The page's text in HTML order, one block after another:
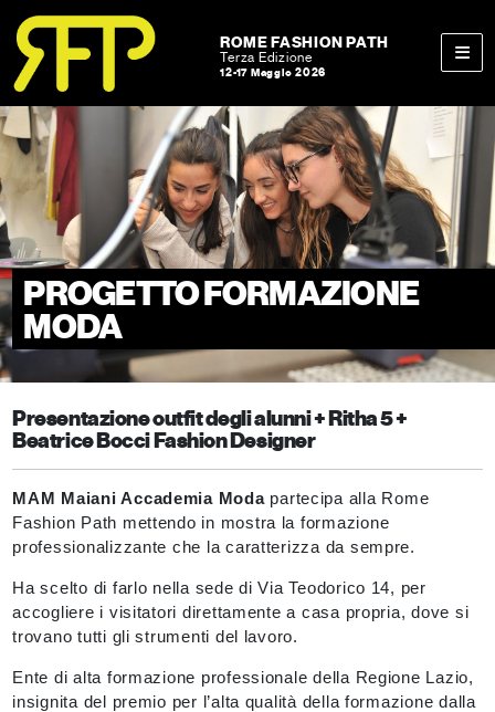
Skip to content
Skip to footer
ROME FASHION PATH
Terza Edizione
12-17 Maggio 2026
PROGETTO FORMAZIONE
MODA
Presentazione outfit degli alunni + Ritha 5 +
Beatrice Bocci Fashion Designer
MAM Maiani Accademia Moda partecipa alla Rome
Fashion Path mettendo in mostra la formazione
professionalizzante che la caratterizza da sempre.
Ha scelto di farlo nella sede di Via Teodorico 14, per
accogliere i visitatori direttamente a casa propria, dove si
trovano tutti gli strumenti del lavoro.
Ente di alta formazione professionale della Regione Lazio,
insignita del premio per l’alta qualità della formazione dalla